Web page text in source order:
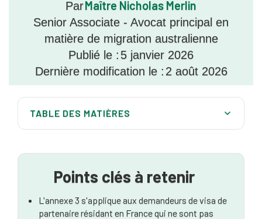
ParMaître Nicholas Merlin
Senior Associate - Avocat principal en
matière de migration australienne
Publié le : 5 janvier 2026
Dernière modification le : 2 août 2026
TABLE DES MATIÈRES
Qui doit satisfaire aux critères de l'annexe 3 ?
3003, 3004)
Points clés à retenir
L'annexe 3 s'applique aux demandeurs de visa de
partenaire résidant en France qui ne sont pas